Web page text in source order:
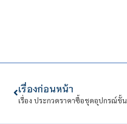
เรื่องก่อนหน้า